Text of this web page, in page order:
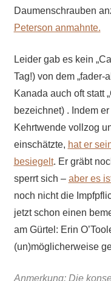
Daumenschrauben
Peterson anmahnte.
Leider gab es kein
Tag!) von dem „fader-
Kanada auch oft statt
bezeichnet) . Indem
Kehrtwende vollzog
einschätzte, hat er
besiegelt. Er gräbt
sperrt sich – aber es
noch nicht die
jetzt schon einen
am Gürtel: Erin
(un)möglicherweise
Anmerkung: Die